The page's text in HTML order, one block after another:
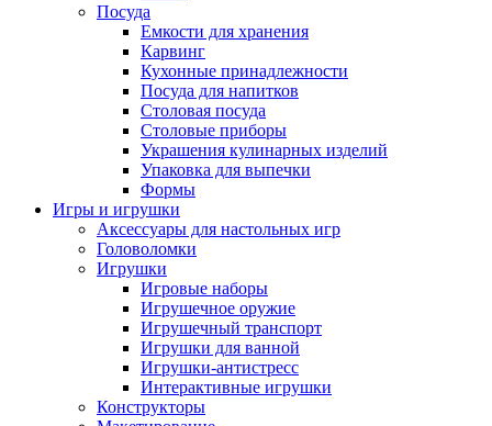
Посуда
Емкости для хранения
Карвинг
Кухонные принадлежности
Посуда для напитков
Столовая посуда
Столовые приборы
Украшения кулинарных изделий
Упаковка для выпечки
Формы
Игры и игрушки
Аксессуары для настольных игр
Головоломки
Игрушки
Игровые наборы
Игрушечное оружие
Игрушечный транспорт
Игрушки для ванной
Игрушки-антистресс
Интерактивные игрушки
Конструкторы